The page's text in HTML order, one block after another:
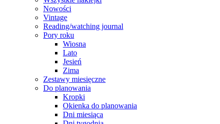
Nowości
Vintage
Reading/watching journal
Pory roku
Wiosna
Lato
Jesień
Zima
Zestawy miesięczne
Do planowania
Kropki
Okienka do planowania
Dni miesiąca